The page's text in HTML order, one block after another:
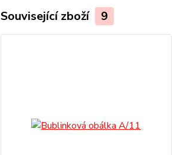
Související zboží 9